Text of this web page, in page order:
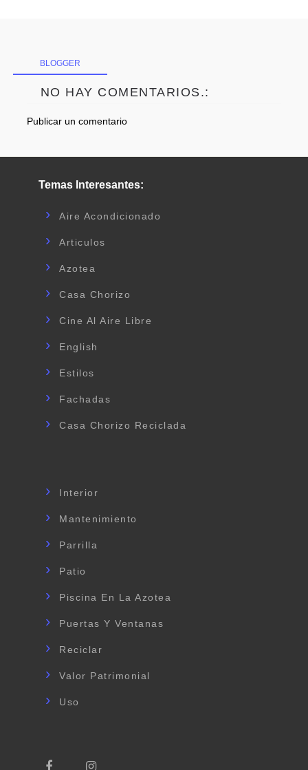
BLOGGER
NO HAY COMENTARIOS.:
Publicar un comentario
Temas Interesantes:
Aire Acondicionado
Articulos
Azotea
Casa Chorizo
Cine Al Aire Libre
English
Estilos
Fachadas
Casa Chorizo Reciclada
Interior
Mantenimiento
Parrilla
Patio
Piscina En La Azotea
Puertas Y Ventanas
Reciclar
Valor Patrimonial
Uso